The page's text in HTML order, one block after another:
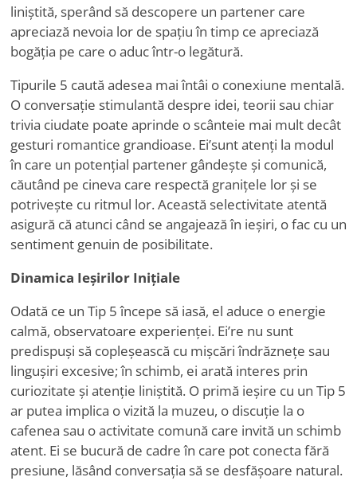
liniștită, sperând să descopere un partener care
apreciază nevoia lor de spațiu în timp ce apreciază
bogăția pe care o aduc într-o legătură.
Tipurile 5 caută adesea mai întâi o conexiune mentală.
O conversație stimulantă despre idei, teorii sau chiar
trivia ciudate poate aprinde o scânteie mai mult decât
gesturi romantice grandioase. Ei’sunt atenți la modul
în care un potențial partener gândește și comunică,
căutând pe cineva care respectă granițele lor și se
potrivește cu ritmul lor. Această selectivitate atentă
asigură că atunci când se angajează în ieșiri, o fac cu un
sentiment genuin de posibilitate.
Dinamica Ieșirilor Inițiale
Odată ce un Tip 5 începe să iasă, el aduce o energie
calmă, observatoare experienței. Ei’re nu sunt
predispuși să copleșească cu mișcări îndrăznețe sau
lingușiri excesive; în schimb, ei arată interes prin
curiozitate și atenție liniștită. O primă ieșire cu un Tip 5
ar putea implica o vizită la muzeu, o discuție la o
cafenea sau o activitate comună care invită un schimb
atent. Ei se bucură de cadre în care pot conecta fără
presiune, lăsând conversația să se desfășoare natural.